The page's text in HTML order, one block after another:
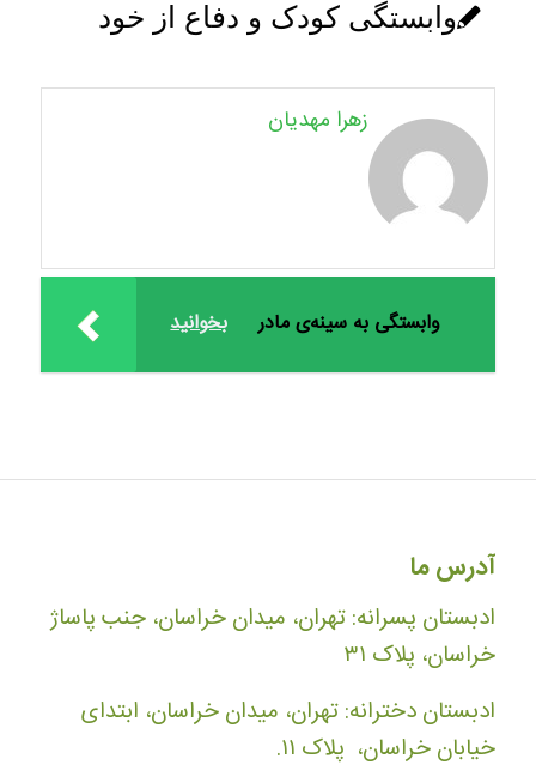
وابستگی کودک و دفاع از خود
زهرا مهدیان
بخوانید وابستگی به سینه‌ی مادر
آدرس ما
ادبستان پسرانه: تهران، میدان خراسان، جنب پاساژ
خراسان، پلاک ۳۱
ادبستان دخترانه: تهران، میدان خراسان، ابتدای
خیابان خراسان، پلاک ۱۱.